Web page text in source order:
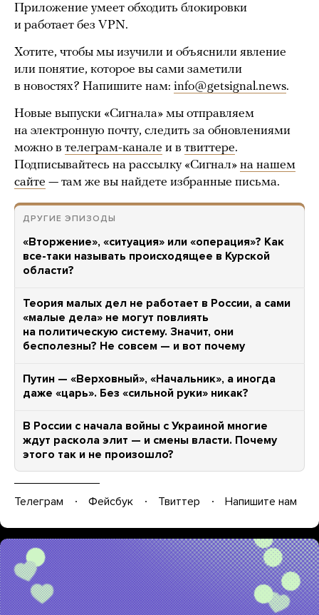
Приложение умеет обходить блокировки
и работает без VPN.
Хотите, чтобы мы изучили и объяснили явление
или понятие, которое вы сами заметили
в новостях? Напишите нам: info@getsignal.news.
Новые выпуски «Сигнала» мы отправляем
на электронную почту, следить за обновлениями
можно в телеграм-канале и в твиттере.
Подписывайтесь на рассылку «Сигнал» на нашем
сайте — там же вы найдете избранные письма.
ДРУГИЕ ЭПИЗОДЫ
«Вторжение», «ситуация» или «операция»? Как
все-таки называть происходящее в Курской
области?
Теория малых дел не работает в России, а сами
«малые дела» не могут повлиять
на политическую систему. Значит, они
бесполезны? Не совсем — и вот почему
Путин — «Верховный», «Начальник», а иногда
даже «царь». Без «сильной руки» никак?
В России с начала войны с Украиной многие
ждут раскола элит — и смены власти. Почему
этого так и не произошло?
Телеграм Фейсбук Твиттер Напишите нам